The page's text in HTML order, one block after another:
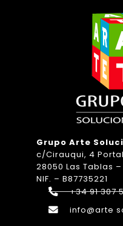
Grupo Arte
c/Cirauqui, 4 Portal
28050 Las Tablas
NIF. – B87735221
+34 91 307
info@arte